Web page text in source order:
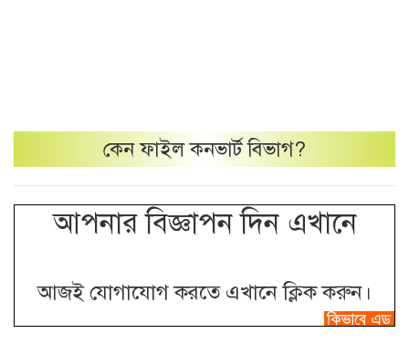
কেনফাইল কনভার্টবিভাগ?
আপনার বিজ্ঞাপন দিন এখানে
আজই যোগাযোগ করতে এখানে ক্লিক করুন।